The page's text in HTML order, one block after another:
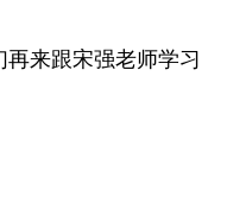
再来跟宋强老师学习